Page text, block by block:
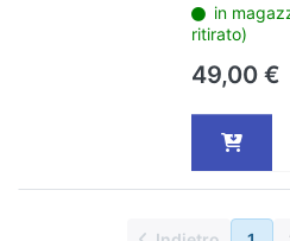
in
ritirato)
49,00 €